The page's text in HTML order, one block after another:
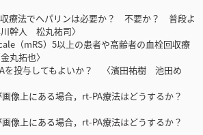
療法でヘパリンは必要か？ 不要か？ 普段よ
幹人 松丸祐司〉
（mRS）5以上の患者や高齢者の血栓回収療
丸拓也〉
を投与してもよいか？ 〈濱田祐樹 池田め
像上にある場合，rt-PA療法はどうするか？
像上にある場合，rt-PA療法はどうするか？